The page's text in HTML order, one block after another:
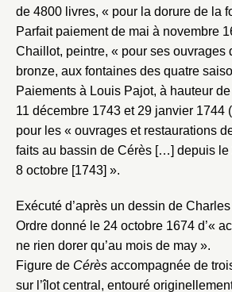
de 4800 livres, « pour la dorure de la
Parfait paiement de mai à novembre
Chaillot, peintre, « pour ses ouvrages
bronze, aux fontaines des quatre
Paiements à Louis Pajot, à hauteur
11 décembre 1743 et 29 janvier 1744
pour les « ouvrages et restaurations
faits au bassin de Cérès […] depuis le
8 octobre [1743] ».
Exécuté d’après un dessin de
Ordre donné le 24 octobre 1674 d’«
ne rien dorer qu’au mois de may ».
Figure de Cérès accompagnée de
sur l’îlot central, entouré